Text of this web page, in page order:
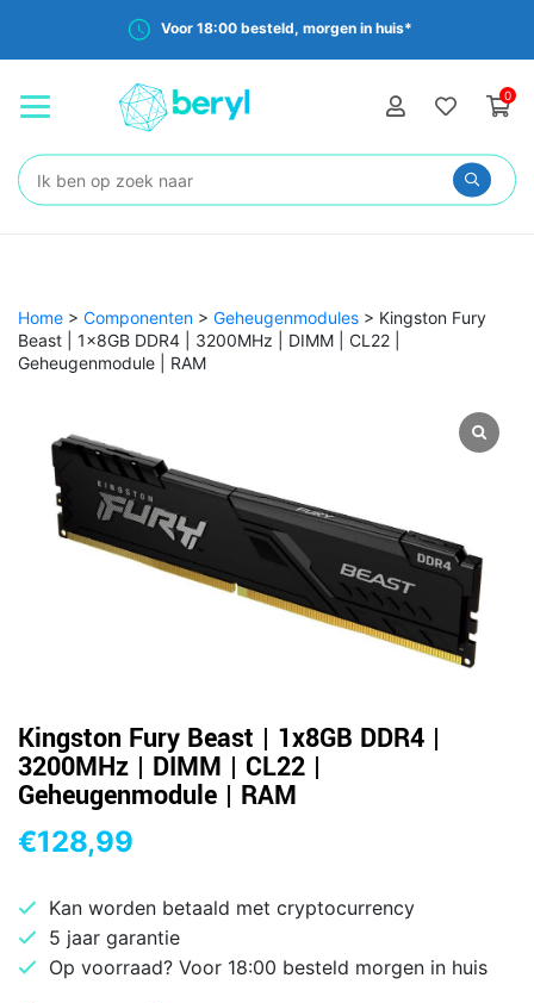
Voor 18:00 besteld, morgen in huis*
0
Zoeken:
Home > Componenten > Geheugenmodules > Kingston Fury
Beast | 1x8GB DDR4 | 3200MHz | DIMM | CL22 |
Geheugenmodule | RAM
Kingston Fury Beast | 1x8GB DDR4 |
3200MHz | DIMM | CL22 |
Geheugenmodule | RAM
€128,99
Kan worden betaald met cryptocurrency
5 jaar garantie
Op voorraad? Voor 18:00 besteld morgen in huis